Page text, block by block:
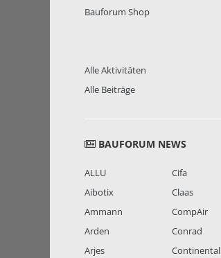
Bauforum Shop
Alle Aktivitäten
Alle Beiträge
BAUFORUM NEWS
ALLU
Aibotix
Ammann
Arden
Arjes
Cifa
Claas
CompAir
Conrad
Continental